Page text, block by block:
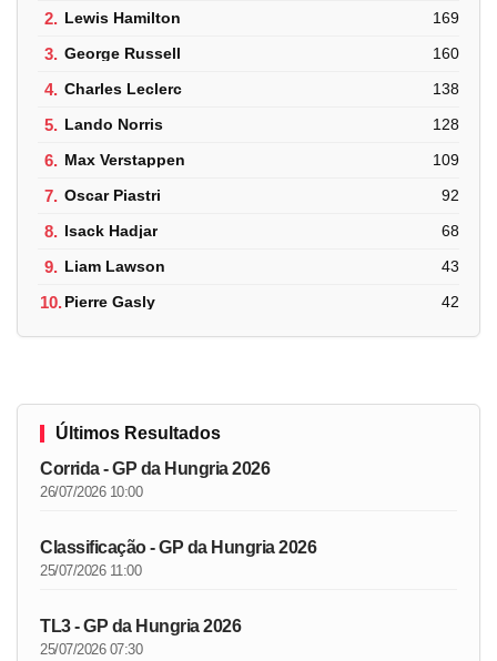
2. Lewis Hamilton 169
3. George Russell 160
4. Charles Leclerc 138
5. Lando Norris 128
6. Max Verstappen 109
7. Oscar Piastri 92
8. Isack Hadjar 68
9. Liam Lawson 43
10.Pierre Gasly 42
Últimos Resultados
Corrida - GP da Hungria 2026
26/07/2026 10:00
Classificação - GP da Hungria 2026
25/07/2026 11:00
TL3 - GP da Hungria 2026
25/07/2026 07:30